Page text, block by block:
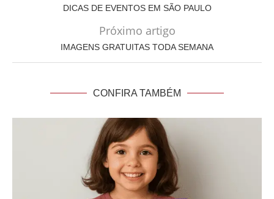
DICAS DE EVENTOS EM SÃO PAULO
Próximo artigo
IMAGENS GRATUITAS TODA SEMANA
CONFIRA TAMBÉM